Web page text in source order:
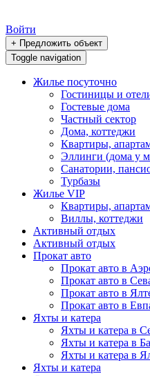
Войти
+ Предложить объект
Toggle navigation
Жилье посуточно
Гостиницы и
Гостевые дома
Частный сектор
Дома, коттеджи
Квартиры,
Эллинги (дома у
Санатории,
Турбазы
Жилье VIP
Квартиры,
Виллы, коттеджи
Активный отдых
Активный отдых
Прокат авто
Прокат авто в
Прокат авто в
Прокат авто в
Прокат авто в
Яхты и катера
Яхты и катера в
Яхты и катера в
Яхты и катера в
Яхты и катера